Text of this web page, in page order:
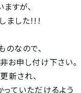
すが、
ました!!!
なので、
お申し付け下さい。
新され、
ていただけるよう